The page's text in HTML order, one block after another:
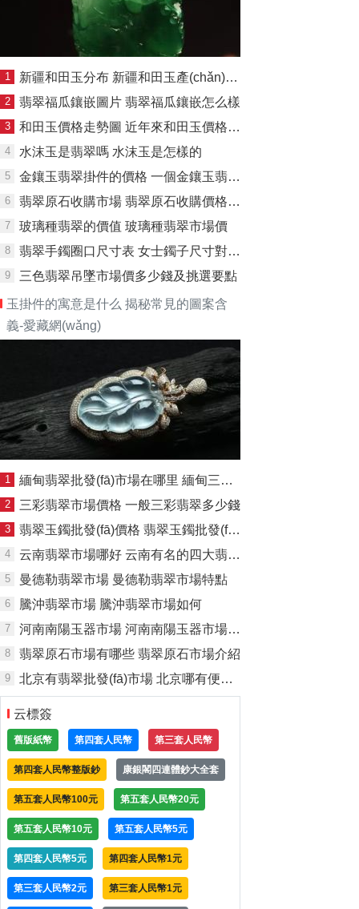
1 新疆和田玉分布 新疆和田玉產(chǎn)地分布情況分析
2 翡翠福瓜鑲嵌圖片 翡翠福瓜鑲嵌怎么樣
3 和田玉價格走勢圖 近年來和田玉價格走勢如何
4 水沫玉是翡翠嗎 水沫玉是怎樣的
5 金鑲玉翡翠掛件的價格 一個金鑲玉翡翠掛件多少錢
6 翡翠原石收購市場 翡翠原石收購價格是多少
7 玻璃種翡翠的價值 玻璃種翡翠市場價
8 翡翠手鐲圈口尺寸表 女士鐲子尺寸對照表
9 三色翡翠吊墜市場價多少錢及挑選要點
玉掛件的寓意是什么 揭秘常見的圖案含
義-愛藏網(wǎng)
1 緬甸翡翠批發(fā)市場在哪里 緬甸三大翡翠批發(fā)市場
2 三彩翡翠市場價格 一般三彩翡翠多少錢
3 翡翠玉鐲批發(fā)價格 翡翠玉鐲批發(fā)多少錢一個
4 云南翡翠市場哪好 云南有名的四大翡翠市場
5 曼德勒翡翠市場 曼德勒翡翠市場特點
6 騰沖翡翠市場 騰沖翡翠市場如何
7 河南南陽玉器市場 河南南陽玉器市場地址及現(xiàn)狀
8 翡翠原石市場有哪些 翡翠原石市場介紹
9 北京有翡翠批發(fā)市場 北京哪有便宜的翡翠批發(fā)市場
云標簽
舊版紙幣 第四套人民幣 第三套人民幣
第四套人民幣整版鈔 康銀閣四連體鈔大全套
第五套人民幣100元 第五套人民幣20元
第五套人民幣10元 第五套人民幣5元
第四套人民幣5元 第四套人民幣1元
第三套人民幣2元 第三套人民幣1元